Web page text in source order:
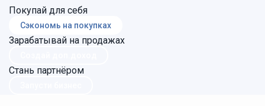
Покупай для себя
Сэкономь на покупках
Зарабатывай на продажах
Стань партнёром